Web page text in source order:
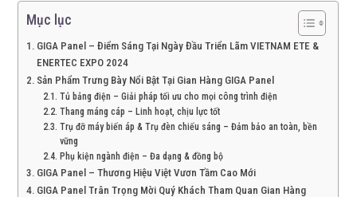
Mục lục
GIGA Panel – Điểm Sáng Tại Ngày Đầu Triển Lãm VIETNAM ETE &
ENERTEC EXPO 2024
Sản Phẩm Trưng Bày Nổi Bật Tại Gian Hàng GIGA Panel
Tủ bảng điện – Giải pháp tối ưu cho mọi công trình điện
Thang máng cáp – Linh hoạt, chịu lực tốt
Trụ đỡ máy biến áp & Trụ đèn chiếu sáng – Đảm bảo an toàn, bền
vững
Phụ kiện ngành điện – Đa dạng & đồng bộ
GIGA Panel – Thương Hiệu Việt Vươn Tầm Cao Mới
GIGA Panel Trân Trọng Mời Quý Khách Tham Quan Gian Hàng